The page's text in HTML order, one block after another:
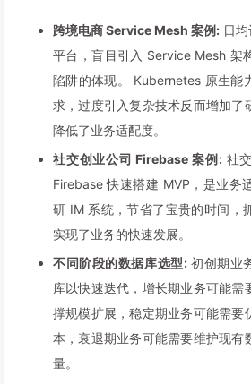
跨境电商 Service Mesh 案例: 日
平台，盲目引入 Service Mesh 架
陷阱的体现。 Kubernetes 原生能
求，过度引入复杂技术反而增加了
降低了业务适配度。
社交创业公司 Firebase 案例:社
Firebase 快速搭建 MVP，是业务
研 IM 系统，节省了宝贵的时间，
实现了业务的快速发展。
不同阶段的数据库选型:初创期业
库以快速迭代，增长期业务可能需
撑规模扩展，稳定期业务可能需要
本，衰退期业务可能需要维护现有
量。